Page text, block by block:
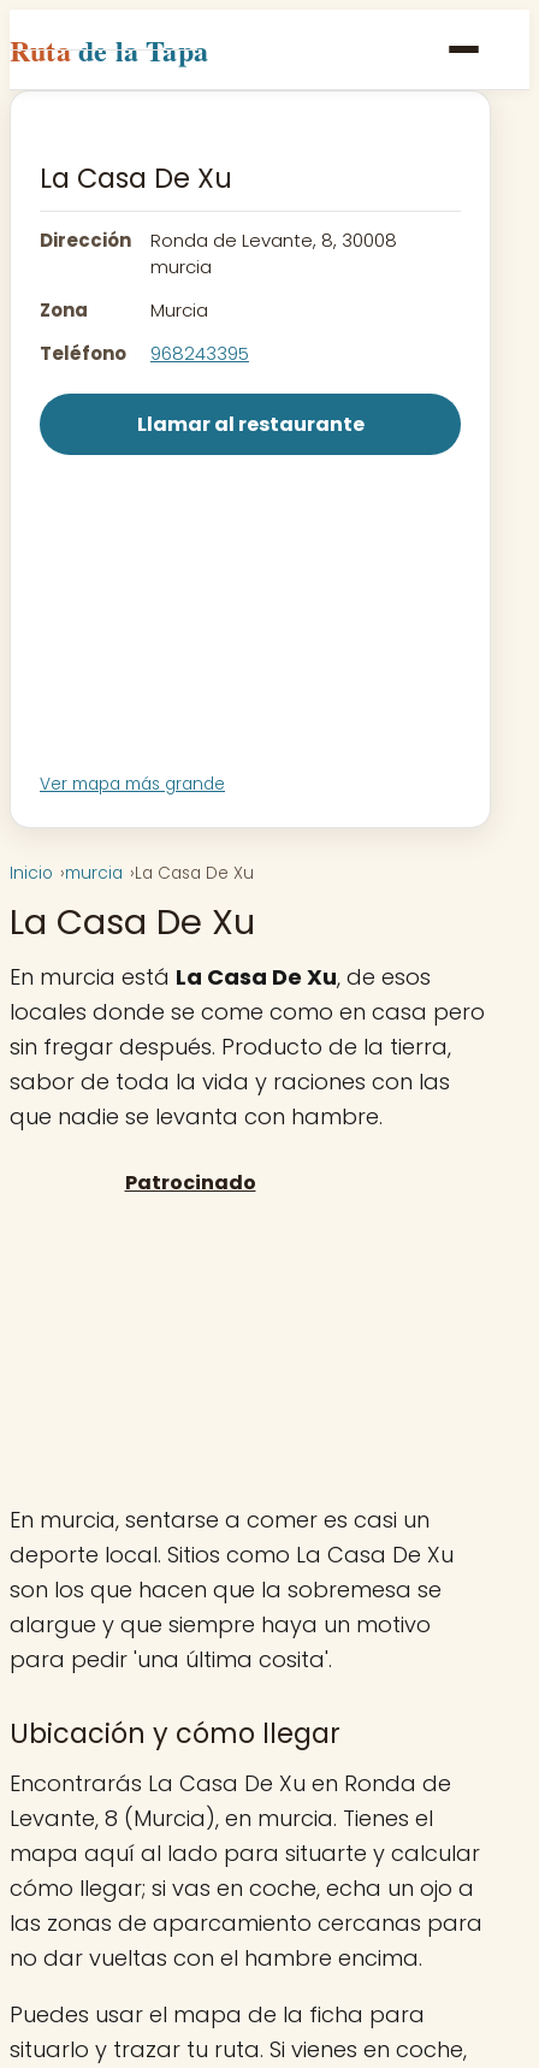
Rutade la Tapa
Inicio
Rutas
Contacto
La Casa De Xu
Dirección
Ronda de Levante, 8, 30008
murcia
Zona
Murcia
Teléfono
968243395
Llamar al restaurante
Ver mapa más grande
Inicio murcia La Casa De Xu
La Casa De Xu
En murcia está La Casa De Xu, de esos
locales donde se come como en casa pero
sin fregar después. Producto de la tierra,
sabor de toda la vida y raciones con las
que nadie se levanta con hambre.
En murcia, sentarse a comer es casi un
deporte local. Sitios como La Casa De Xu
son los que hacen que la sobremesa se
alargue y que siempre haya un motivo
para pedir 'una última cosita'.
Ubicación y cómo llegar
Encontrarás La Casa De Xu en Ronda de
Levante, 8 (Murcia), en murcia. Tienes el
mapa aquí al lado para situarte y calcular
cómo llegar; si vas en coche, echa un ojo a
las zonas de aparcamiento cercanas para
no dar vueltas con el hambre encima.
Puedes usar el mapa de la ficha para
situarlo y trazar tu ruta. Si vienes en coche,